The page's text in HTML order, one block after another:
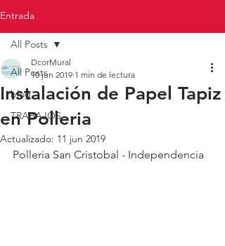
Entrada
All Posts
blog
TRABAJOS
All Posts
Instalación de Papel Tapiz
en Polleria
DcorMural
10 jun 2019 1 min de lectura
Actualizado: 11 jun 2019
Polleria San Cristobal - Independencia